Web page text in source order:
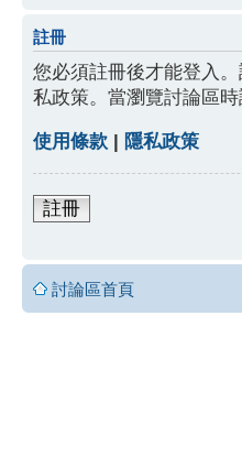
註冊
您必須註冊後才能登入
私政策。當瀏覽討論區
使用條款 | 隱私政策
註冊
討論區首頁